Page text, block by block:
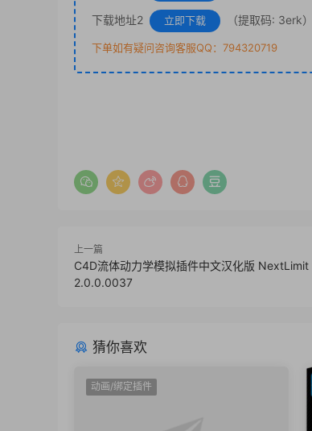
下载地址2 立即下载 （提取码: 3erk）
下单如有疑问咨询客服QQ：794320719
上一篇
C4D流体动力学模拟插件中文汉化版 NextLimit
2.0.0.0037
猜你喜欢
动画/绑定插件